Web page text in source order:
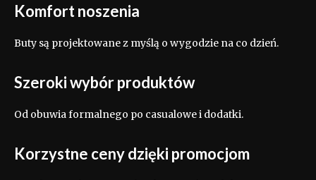
Komfort noszenia
Buty są projektowane z myślą o wygodzie na co dzień.
Szeroki wybór produktów
Od obuwia formalnego po casualowe i dodatki.
Korzystne ceny dzięki promocjom